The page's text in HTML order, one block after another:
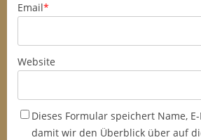
Email*
Website
Dieses Formular speichert Name,
damit wir den Überblick über auf